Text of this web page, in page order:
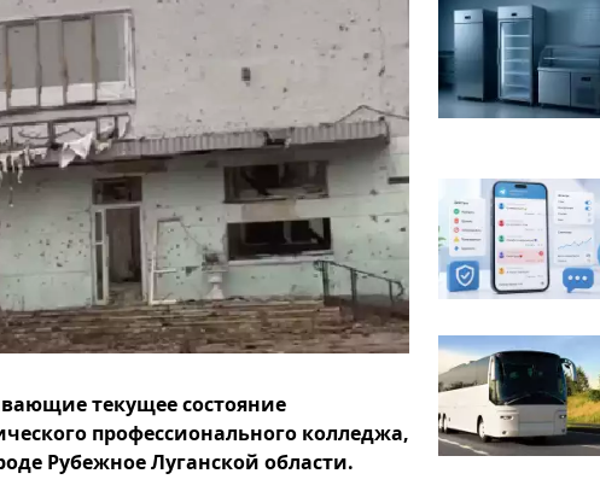
текущее состояние
профессионального колледжа,
Рубежное Луганской области.